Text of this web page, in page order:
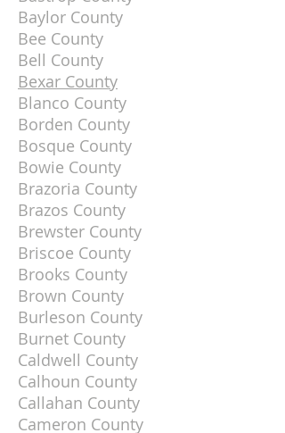
Baylor County
Bee County
Bell County
Bexar County
Blanco County
Borden County
Bosque County
Bowie County
Brazoria County
Brazos County
Brewster County
Briscoe County
Brooks County
Brown County
Burleson County
Burnet County
Caldwell County
Calhoun County
Callahan County
Cameron County